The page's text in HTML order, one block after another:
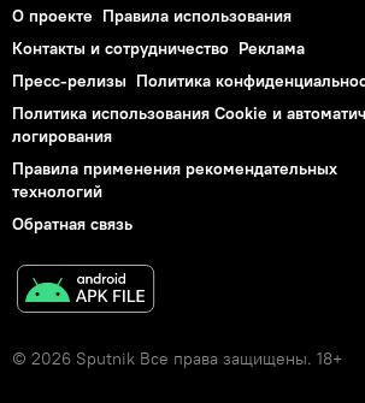
О проекте Правила использования
Контакты и сотрудничество Реклама
Пресс-релизы Политика
Политика использования Cookie и
логирования
Правила применения рекомендательных
технологий
Обратная связь
© 2026 Sputnik Все права защищены. 18+